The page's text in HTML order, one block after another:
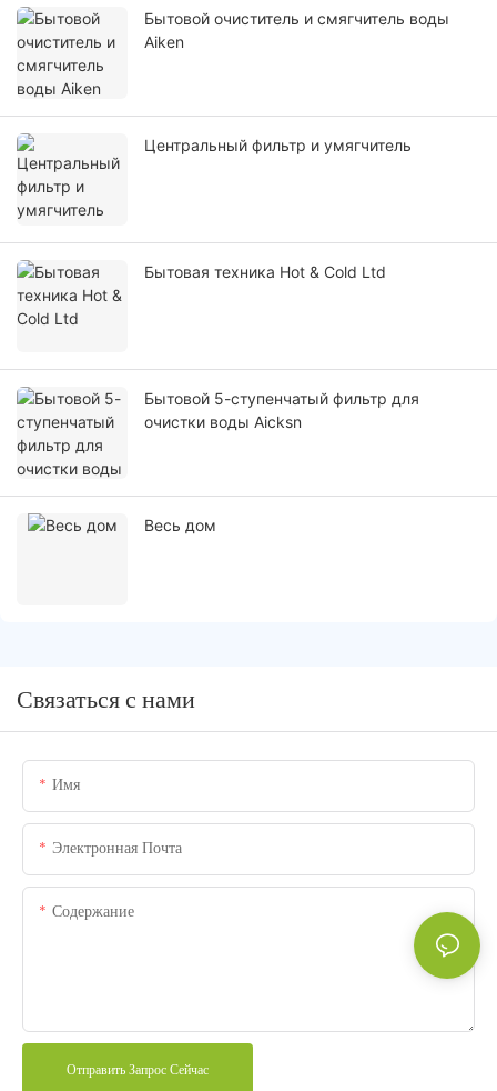
Бытовой очиститель и смягчитель воды
Aiken
Центральный фильтр и умягчитель
Бытовая техника Hot & Cold Ltd
Бытовой 5-ступенчатый фильтр для
очистки воды Aicksn
Весь дом
Связаться с нами
Имя
Электронная Почта
Содержание
Отправить Запрос Сейчас